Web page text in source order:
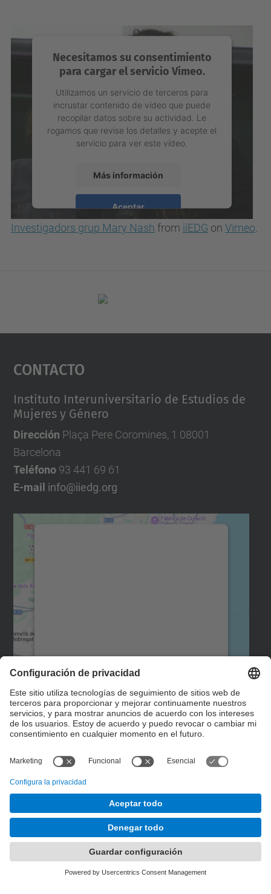
Necesitamos su consentimiento
para cargar el servicio Vimeo.
Utilizamos un servicio de terceros para
incrustar contenido de vídeo que puede
recopilar datos sobre su actividad. Le
rogamos que revise los detalles y acepte el
servicio para ver este vídeo.
Más información
Aceptar
powered byUsercentrics Consent
Investigadors grup Mary Nash from iiEDG on Vimeo
Contacto
Instituto Interuniversitario de Estudios de
Mujeres y Género
Dirección Plaça Pere Coromines, 1 08001
Barcelona
Teléfono 93 441 69 61
E-mail info@iiedg.org
Más información
Aceptar
powered byUsercentrics Consent
Formulario de contacto
© UPCInstituto Interuniversitario de Estudios de Mujeres y
Desarrollado con